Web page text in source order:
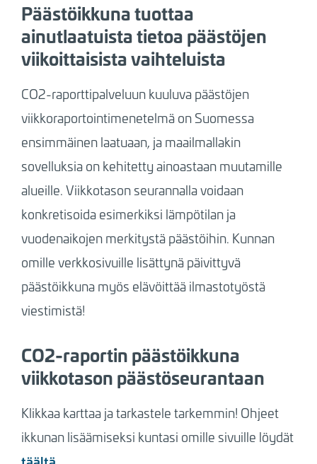
Päästöikkuna tuottaa
ainutlaatuista tietoa päästöjen
viikoittaisista vaihteluista
CO2-raporttipalveluun kuuluva päästöjen
viikkoraportointimenetelmä on Suomessa
ensimmäinen laatuaan, ja maailmallakin
sovelluksia on kehitetty ainoastaan muutamille
alueille. Viikkotason seurannalla voidaan
konkretisoida esimerkiksi lämpötilan ja
vuodenaikojen merkitystä päästöihin. Kunnan
omille verkkosivuille lisättynä päivittyvä
päästöikkuna myös elävöittää ilmastotyöstä
viestimistä!
CO2-raportin päästöikkuna
viikkotason päästöseurantaan
Klikkaa karttaa ja tarkastele tarkemmin! Ohjeet
ikkunan lisäämiseksi kuntasi omille sivuille löydät